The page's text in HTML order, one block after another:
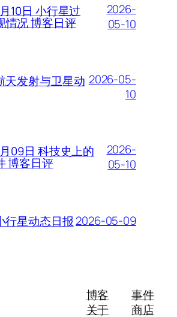
10日 小行星过
情况 博客日评
2026-
05-10
发射与卫星动 2026-05-
10
09日 科技史上的
博客日评
2026-
05-10
星动态日报2026-05-09
博客
关于
事件
商店